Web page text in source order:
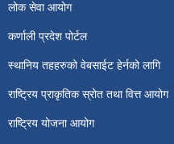
लोक सेवा आयोग
कर्णाली प्रदेश पोर्टल
स्थानिय तहहरुको वेबसाईट हेर्नको लागि
राष्ट्रिय प्राकृतिक स्रोत तथा वित्त आयोग
राष्ट्रिय योजना आयोग